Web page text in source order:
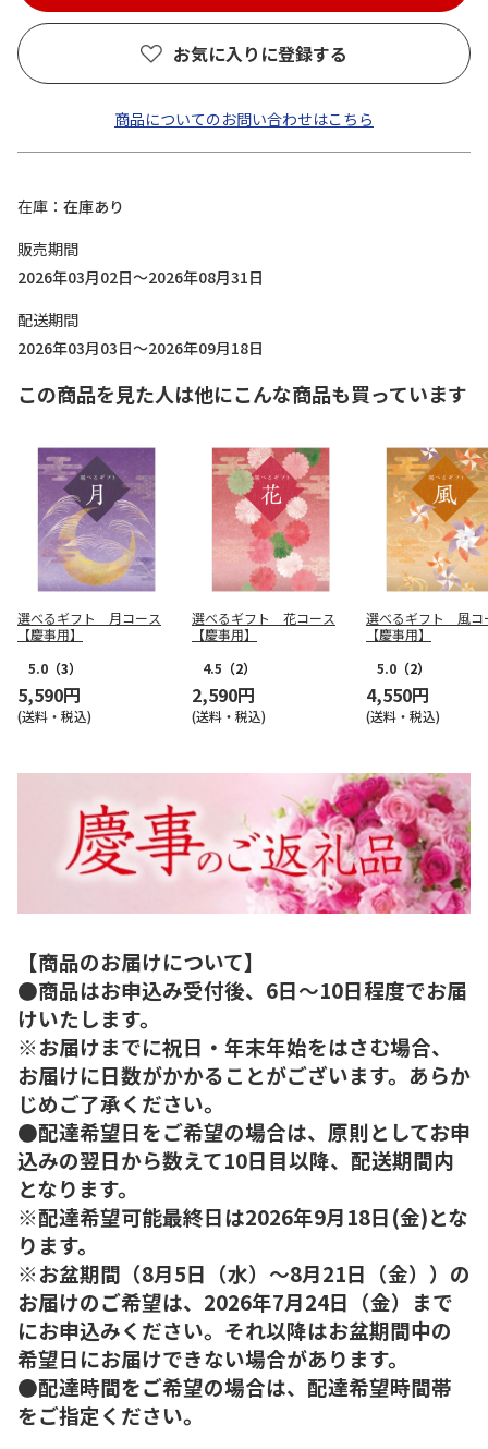
お気に入りに登録する
商品についてのお問い合わせはこちら
在庫
在庫あり
販売期間
2026年03月02日～2026年08月31日
配送期間
2026年03月03日～2026年09月18日
この商品を見た人は他にこんな商品も買っています
選べるギフト 月コース
【慶事用】
5.0 （3）
5,590円
(送料・税込)
選べるギフト 花コース
【慶事用】
4.5 （2）
2,590円
(送料・税込)
選べるギフト 風コ
【慶事用】
5.0 （2）
4,550円
(送料・税込)
【商品のお届けについて】
●商品はお申込み受付後、6日～10日程度でお届
けいたします。
※お届けまでに祝日・年末年始をはさむ場合、
お届けに日数がかかることがございます。あらか
じめご了承ください。
●配達希望日をご希望の場合は、原則としてお申
込みの翌日から数えて10日目以降、配送期間内
となります。
※配達希望可能最終日は2026年9月18日(金)とな
ります。
※お盆期間（8月5日（水）～8月21日（金））の
お届けのご希望は、2026年7月24日（金）まで
にお申込みください。それ以降はお盆期間中の
希望日にお届けできない場合があります。
●配達時間をご希望の場合は、配達希望時間帯
をご指定ください。